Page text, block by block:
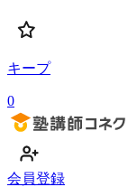
キープ
0
会員登録